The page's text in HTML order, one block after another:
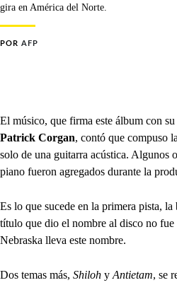
gira en América del Norte.
POR AFP
El músico, que firma este álbum con
Patrick Corgan, contó que compuso
solo de una guitarra acústica. Algunos
piano fueron agregados durante la
Es lo que sucede en la primera pista, la
título que dio el nombre al disco no
Nebraska lleva este nombre.
Dos temas más, Shiloh y Antietam, se